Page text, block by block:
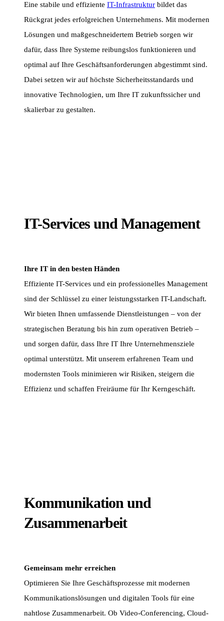
Eine stabile und effiziente IT-Infrastruktur bildet das
Rückgrat jedes erfolgreichen Unternehmens. Mit modernen
Lösungen und maßgeschneidertem Betrieb sorgen wir
dafür, dass Ihre Systeme reibungslos funktionieren und
optimal auf Ihre Geschäftsanforderungen abgestimmt sind.
Dabei setzen wir auf höchste Sicherheitsstandards und
innovative Technologien, um Ihre IT zukunftssicher und
skalierbar zu gestalten.
IT-Services und Management
Ihre IT in den besten Händen
Effiziente IT-Services und ein professionelles Management
sind der Schlüssel zu einer leistungsstarken IT-Landschaft.
Wir bieten Ihnen umfassende Dienstleistungen – von der
strategischen Beratung bis hin zum operativen Betrieb –
und sorgen dafür, dass Ihre IT Ihre Unternehmensziele
optimal unterstützt. Mit unserem erfahrenen Team und
modernsten Tools minimieren wir Risiken, steigern die
Effizienz und schaffen Freiräume für Ihr Kerngeschäft.
Kommunikation und
Zusammenarbeit
Gemeinsam mehr erreichen
Optimieren Sie Ihre Geschäftsprozesse mit modernen
Kommunikationslösungen und digitalen Tools für eine
nahtlose Zusammenarbeit. Ob Video-Conferencing, Cloud-